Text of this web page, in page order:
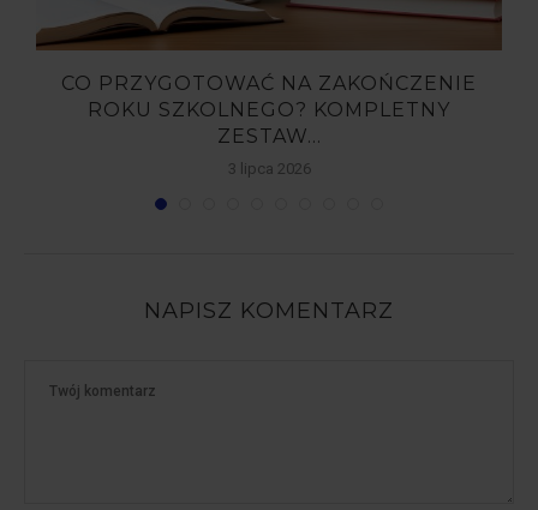
CO PRZYGOTOWAĆ NA ZAKOŃCZENIE
ROKU SZKOLNEGO? KOMPLETNY
ZESTAW...
3 lipca 2026
NAPISZ KOMENTARZ